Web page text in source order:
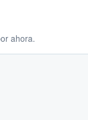
ahora.